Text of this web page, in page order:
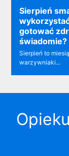
Sierpień
gotować
świadomie?
Sierpień to
warzywniaki...